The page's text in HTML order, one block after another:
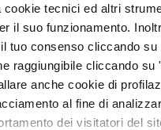
tecnici ed altri
il suo funzionamento.
tuo consenso cliccando su
raggiungibile cliccando su
anche cookie di
al fine di
dei visitatori del
Aggiungi al carrello